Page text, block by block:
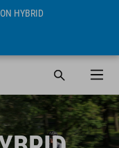
HYBRID